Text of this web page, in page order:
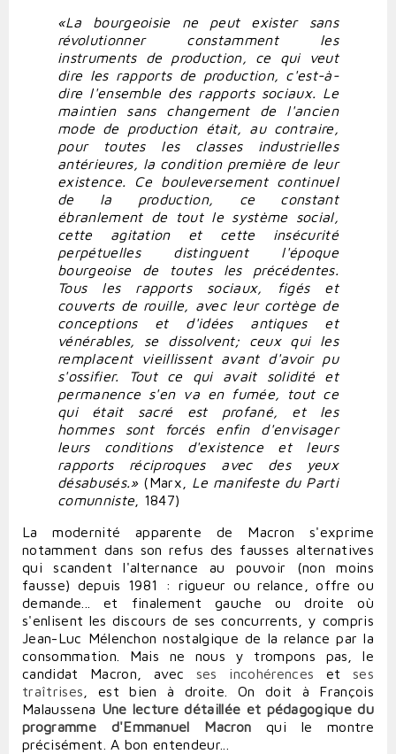
«La bourgeoisie ne peut exister sans
révolutionner constamment les
instruments de production, ce qui veut
dire les rapports de production, c'est-à-
dire l'ensemble des rapports sociaux. Le
maintien sans changement de l'ancien
mode de production était, au contraire,
pour toutes les classes industrielles
antérieures, la condition première de leur
existence. Ce bouleversement continuel
de la production, ce constant
ébranlement de tout le système social,
cette agitation et cette insécurité
perpétuelles distinguent l'époque
bourgeoise de toutes les précédentes.
Tous les rapports sociaux, figés et
couverts de rouille, avec leur cortège de
conceptions et d'idées antiques et
vénérables, se dissolvent; ceux qui les
remplacent vieillissent avant d'avoir pu
s'ossifier. Tout ce qui avait solidité et
permanence s'en va en fumée, tout ce
qui était sacré est profané, et les
hommes sont forcés enfin d'envisager
leurs conditions d'existence et leurs
rapports réciproques avec des yeux
désabusés.»(Marx, Le manifeste du Parti
comunniste , 1847)
La modernité apparente de Macron s'exprime
notamment dans son refus des fausses alternatives
qui scandent l'alternance au pouvoir (non moins
fausse) depuis 1981 : rigueur ou relance, offre ou
demande... et finalement gauche ou droite où
s'enlisent les discours de ses concurrents, y compris
Jean-Luc Mélenchon nostalgique de la relance par la
consommation. Mais ne nous y trompons pas, le
candidat Macron, avec ses incohérences etses
traîtrises , est bien à droite. On doit à François
Malaussena Une lecture détaillée et pédagogique du
programme d'Emmanuel Macron qui le montre
précisément. A bon entendeur...